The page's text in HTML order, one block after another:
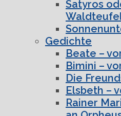
Satyros
Gedichte
Beate –
Bimini –
Die
Elsbeth –
Rainer